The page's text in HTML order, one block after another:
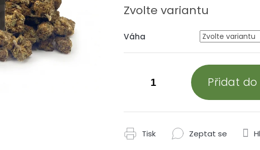
cena:
Zvolte variantu
Váha
Přidat do
Tisk Zeptat se